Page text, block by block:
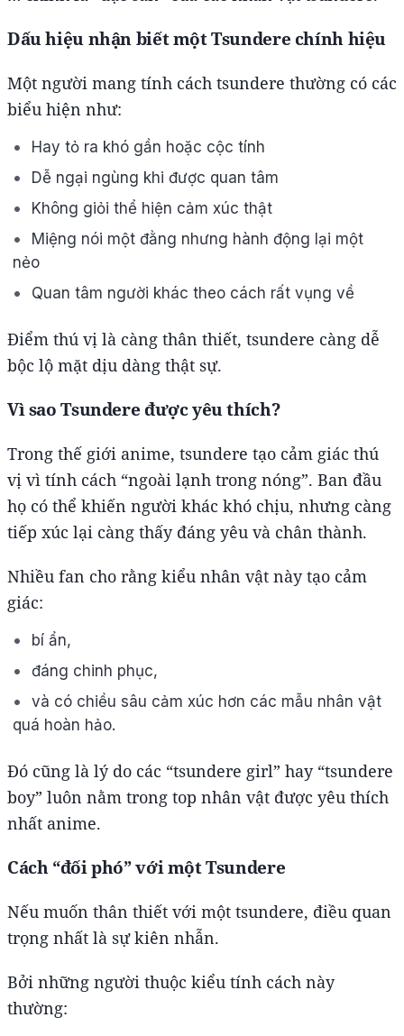
Dấu hiệu nhận biết một Tsundere chính hiệu
Một người mang tính cách tsundere thường có các
biểu hiện như:
Hay tỏ ra khó gần hoặc cộc tính
Dễ ngại ngùng khi được quan tâm
Không giỏi thể hiện cảm xúc thật
Miệng nói một đằng nhưng hành động lại một
nẻo
Quan tâm người khác theo cách rất vụng về
Điểm thú vị là càng thân thiết, tsundere càng dễ
bộc lộ mặt dịu dàng thật sự.
Vì sao Tsundere được yêu thích?
Trong thế giới anime, tsundere tạo cảm giác thú
vị vì tính cách “ngoài lạnh trong nóng”. Ban đầu
họ có thể khiến người khác khó chịu, nhưng càng
tiếp xúc lại càng thấy đáng yêu và chân thành.
Nhiều fan cho rằng kiểu nhân vật này tạo cảm
giác:
bí ẩn,
đáng chinh phục,
và có chiều sâu cảm xúc hơn các mẫu nhân vật
quá hoàn hảo.
Đó cũng là lý do các “tsundere girl” hay “tsundere
boy” luôn nằm trong top nhân vật được yêu thích
nhất anime.
Cách “đối phó” với một Tsundere
Nếu muốn thân thiết với một tsundere, điều quan
trọng nhất là sự kiên nhẫn.
Bởi những người thuộc kiểu tính cách này
thường: